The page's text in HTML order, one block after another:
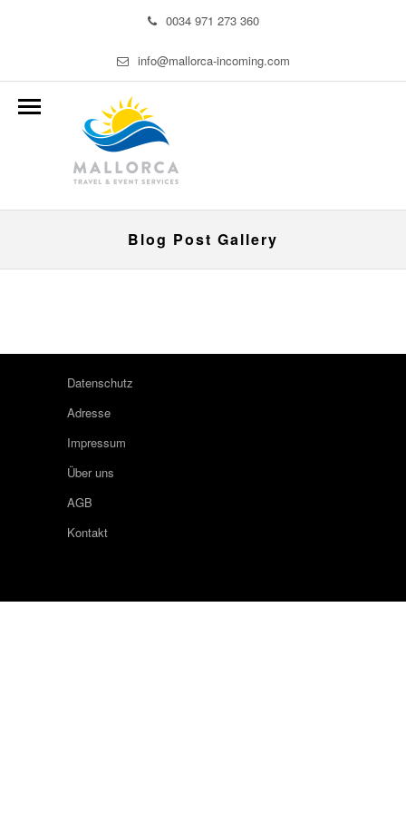
0034 971 273 360
info@mallorca-incoming.com
Blog Post Gallery
Datenschutz
Adresse
Impressum
Über uns
AGB
Kontakt